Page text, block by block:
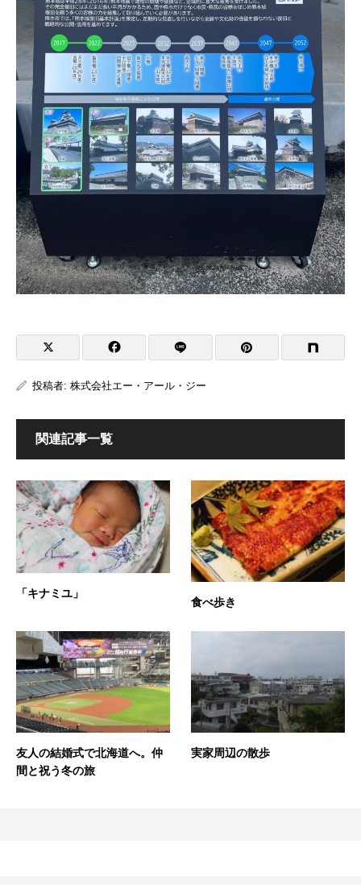
投稿者: 株式会社エー・アール・ジー
関連記事一覧
「キナミユ」
食べ歩き
友人の結婚式で北海道へ。仲
間と祝う冬の旅
実家周辺の散歩